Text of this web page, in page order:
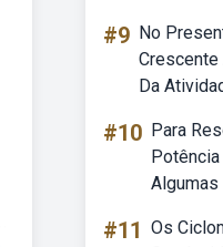
#9 No
Da
#10 Para
#11 Os